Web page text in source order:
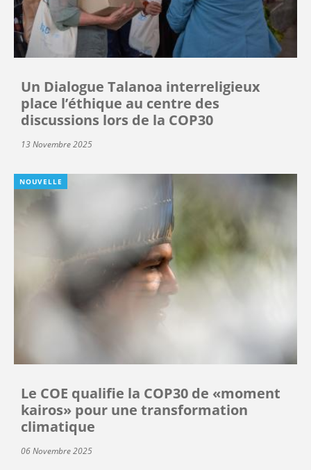
Un Dialogue Talanoa interreligieux
place l’éthique au centre des
discussions lors de la COP30
13 Novembre 2025
NOUVELLE
Le COE qualifie la COP30 de «moment
kairos» pour une transformation
climatique
06 Novembre 2025